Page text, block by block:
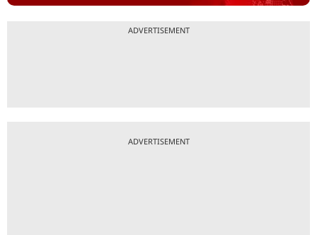
ADVERTISEMENT
ADVERTISEMENT